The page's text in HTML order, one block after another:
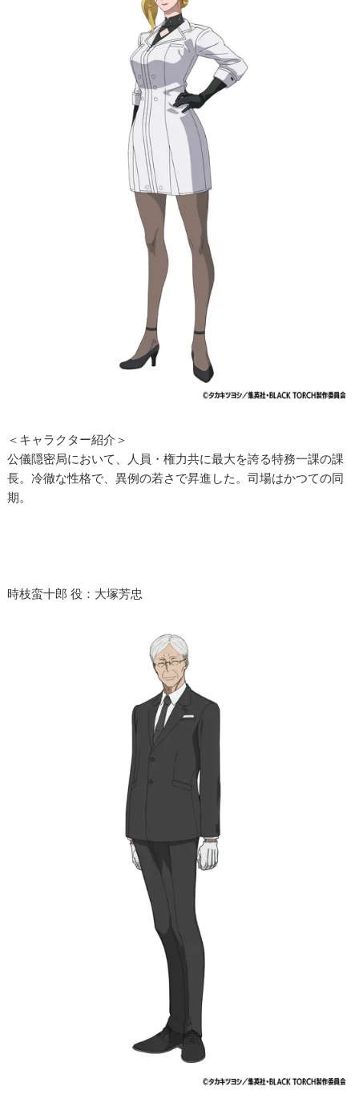
＜キャラクター紹介＞
公儀隠密局において、人員・権力共に最大を誇る特務一課の課
長。冷徹な性格で、異例の若さで昇進した。司場はかつての同
期。
時枝蛮十郎 役：大塚芳忠